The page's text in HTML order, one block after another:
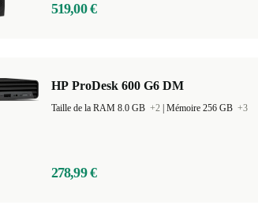
519,00 €
HP ProDesk 600 G6 DM
Taille de la RAM 8.0 GB +2 Mémoire 256 GB +3
278,99 €